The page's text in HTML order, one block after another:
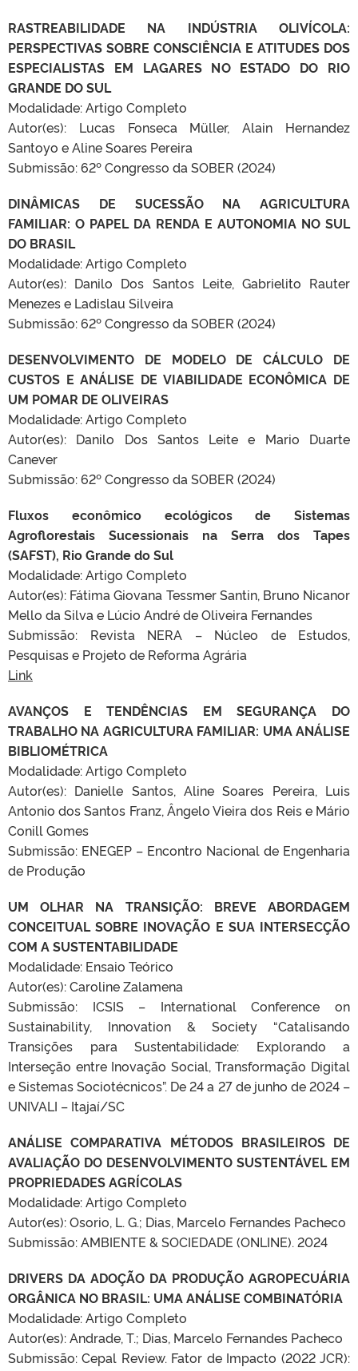
RASTREABILIDADE NA INDÚSTRIA OLIVÍCOLA:
PERSPECTIVAS SOBRE CONSCIÊNCIA E ATITUDES DOS
ESPECIALISTAS EM LAGARES NO ESTADO DO RIO
GRANDE DO SUL
Modalidade: Artigo Completo
Autor(es): Lucas Fonseca Müller, Alain Hernandez
Santoyo e Aline Soares Pereira
Submissão: 62º Congresso da SOBER (2024)
DINÂMICAS DE SUCESSÃO NA AGRICULTURA
FAMILIAR: O PAPEL DA RENDA E AUTONOMIA NO SUL
DO BRASIL
Modalidade: Artigo Completo
Autor(es): Danilo Dos Santos Leite, Gabrielito Rauter
Menezes e Ladislau Silveira
Submissão: 62º Congresso da SOBER (2024)
DESENVOLVIMENTO DE MODELO DE CÁLCULO DE
CUSTOS E ANÁLISE DE VIABILIDADE ECONÔMICA DE
UM POMAR DE OLIVEIRAS
Modalidade: Artigo Completo
Autor(es): Danilo Dos Santos Leite e Mario Duarte
Canever
Submissão: 62º Congresso da SOBER (2024)
Fluxos econômico ecológicos de Sistemas
Agroflorestais Sucessionais na Serra dos Tapes
(SAFST), Rio Grande do Sul
Modalidade: Artigo Completo
Autor(es): Fátima Giovana Tessmer Santin, Bruno Nicanor
Mello da Silva e Lúcio André de Oliveira Fernandes
Submissão: Revista NERA – Núcleo de Estudos,
Pesquisas e Projeto de Reforma Agrária
Link
AVANÇOS E TENDÊNCIAS EM SEGURANÇA DO
TRABALHO NA AGRICULTURA FAMILIAR: UMA ANÁLISE
BIBLIOMÉTRICA
Modalidade: Artigo Completo
Autor(es): Danielle Santos, Aline Soares Pereira, Luis
Antonio dos Santos Franz, Ângelo Vieira dos Reis e Mário
Conill Gomes
Submissão: ENEGEP – Encontro Nacional de Engenharia
de Produção
UM OLHAR NA TRANSIÇÃO: BREVE ABORDAGEM
CONCEITUAL SOBRE INOVAÇÃO E SUA INTERSECÇÃO
COM A SUSTENTABILIDADE
Modalidade: Ensaio Teórico
Autor(es): Caroline Zalamena
Submissão: ICSIS – International Conference on
Sustainability, Innovation & Society “Catalisando
Transições para Sustentabilidade: Explorando a
Interseção entre Inovação Social, Transformação Digital
e Sistemas Sociotécnicos”. De 24 a 27 de junho de 2024 –
UNIVALI – Itajaí/SC
ANÁLISE COMPARATIVA MÉTODOS BRASILEIROS DE
AVALIAÇÃO DO DESENVOLVIMENTO SUSTENTÁVEL EM
PROPRIEDADES AGRÍCOLAS
Modalidade: Artigo Completo
Autor(es): Osorio, L. G.; Dias, Marcelo Fernandes Pacheco
Submissão: AMBIENTE & SOCIEDADE (ONLINE). 2024
DRIVERS DA ADOÇÃO DA PRODUÇÃO AGROPECUÁRIA
ORGÂNICA NO BRASIL: UMA ANÁLISE COMBINATÓRIA
Modalidade: Artigo Completo
Autor(es): Andrade, T.; Dias, Marcelo Fernandes Pacheco
Submissão: Cepal Review. Fator de Impacto (2022 JCR):